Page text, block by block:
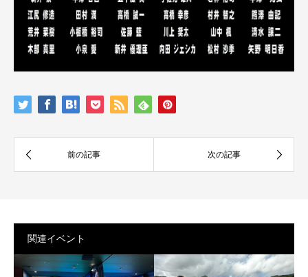
関連イベント